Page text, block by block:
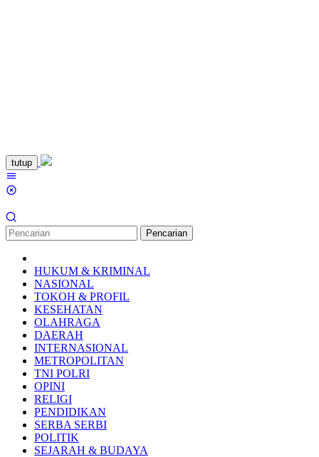
Loncat
ke
konten
tutup
Pencarian
HUKUM & KRIMINAL
NASIONAL
TOKOH & PROFIL
KESEHATAN
OLAHRAGA
DAERAH
INTERNASIONAL
METROPOLITAN
TNI POLRI
OPINI
RELIGI
PENDIDIKAN
SERBA SERBI
POLITIK
SEJARAH & BUDAYA